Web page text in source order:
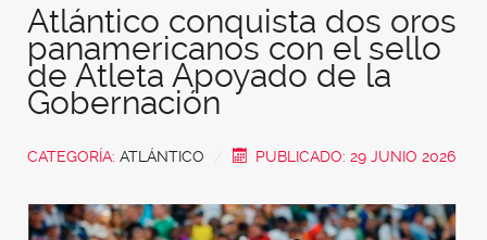
Atlántico conquista dos oros
panamericanos con el sello
de Atleta Apoyado de la
Gobernación
CATEGORÍA: ATLÁNTICO PUBLICADO: 29 JUNIO 2026